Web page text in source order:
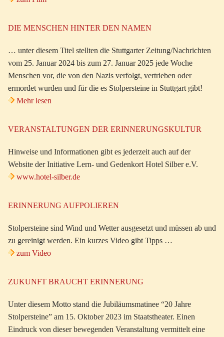
DIE MENSCHEN HINTER DEN NAMEN
… unter diesem Titel stellten die Stuttgarter Zeitung/Nachrichten
vom 25. Januar 2024 bis zum 27. Januar 2025 jede Woche
Menschen vor, die von den Nazis verfolgt, vertrieben oder
ermordet wurden und für die es Stolpersteine in Stuttgart gibt!
Mehr lesen
VERANSTALTUNGEN DER ERINNERUNGSKULTUR
Hinweise und Informationen gibt es jederzeit auch auf der
Website der Initiative Lern- und Gedenkort Hotel Silber e.V.
www.hotel-silber.de
ERINNERUNG AUFPOLIEREN
Stolpersteine sind Wind und Wetter ausgesetzt und müssen ab und
zu gereinigt werden. Ein kurzes Video gibt Tipps …
zum Video
ZUKUNFT BRAUCHT ERINNERUNG
Unter diesem Motto stand die Jubiläumsmatinee “20 Jahre
Stolpersteine” am 15. Oktober 2023 im Staatstheater. Einen
Eindruck von dieser bewegenden Veranstaltung vermittelt eine